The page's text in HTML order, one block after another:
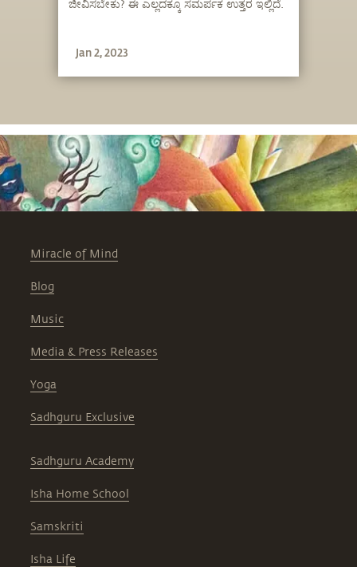
ಜೀವಿಸಬೇಕು? ಈ ಎಲ್ಲದಕ್ಕೂ ಸಮರ್ಪಕ ಉತ್ತರ ಇಲ್ಲಿದೆ.
Jan 2, 2023
Miracle of Mind
Blog
Music
Media & Press Releases
Yoga
Sadhguru Exclusive
Sadhguru Academy
Isha Home School
Samskriti
Isha Life